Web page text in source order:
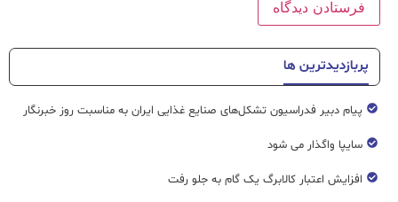
پربازدیدترین ها
پیام دبیر فدراسیون تشکل‌های صنایع غذایی ایران به مناسبت روز خبرنگار
سایپا واگذار می شود
افزایش اعتبار کالابرگ یک گام به جلو رفت